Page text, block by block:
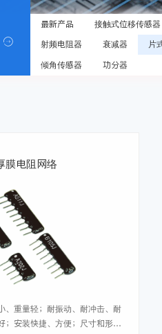

最新产品 接触式位移传感器
射频电阻器
衰减器 片
倾角传感器
功分器
膜电阻网络
、重量轻；耐振动、耐冲击、耐
；安装快捷、方便；尺寸和形状